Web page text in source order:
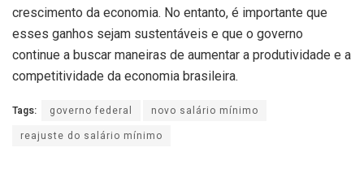
crescimento da economia. No entanto, é importante que
esses ganhos sejam sustentáveis e que o governo
continue a buscar maneiras de aumentar a produtividade e a
competitividade da economia brasileira.
Tags: governo federal
novo salário mínimo
reajuste do salário mínimo